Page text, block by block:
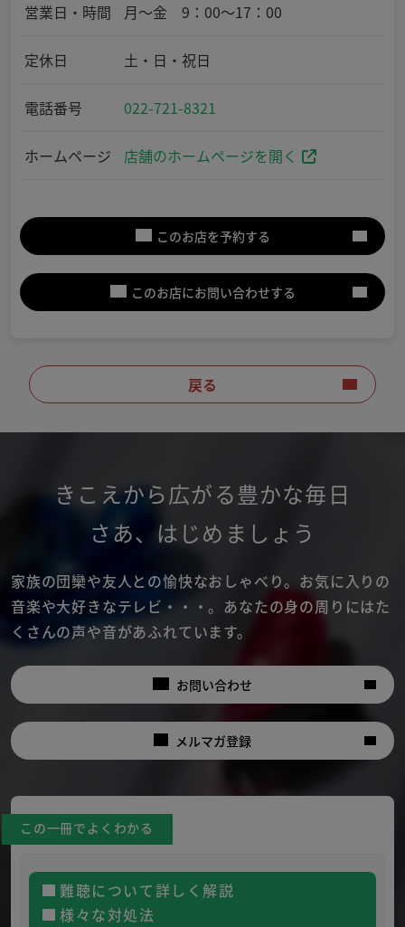
営業日・時間 月～金 9：00～17：00
定休日 土・日・祝日
電話番号 022-721-8321
ホームページ 店舗のホームページを開く
このお店を予約する
このお店にお問い合わせする
戻る
きこえから広がる豊かな毎日
さあ、 はじめましょう
家族の団欒や友人との愉快なおしゃべり。 お気に入りの
音楽や大好きなテレビ・・・。 あなたの身の周りにはた
くさんの声や音があふれています。
お問い合わせ
メルマガ登録
この一冊でよくわかる
難聴について詳しく解説
様々な対処法